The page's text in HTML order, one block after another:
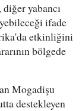
yabancı
ifade
etkinliğini
bölgede
Mogadişu
destekleyen